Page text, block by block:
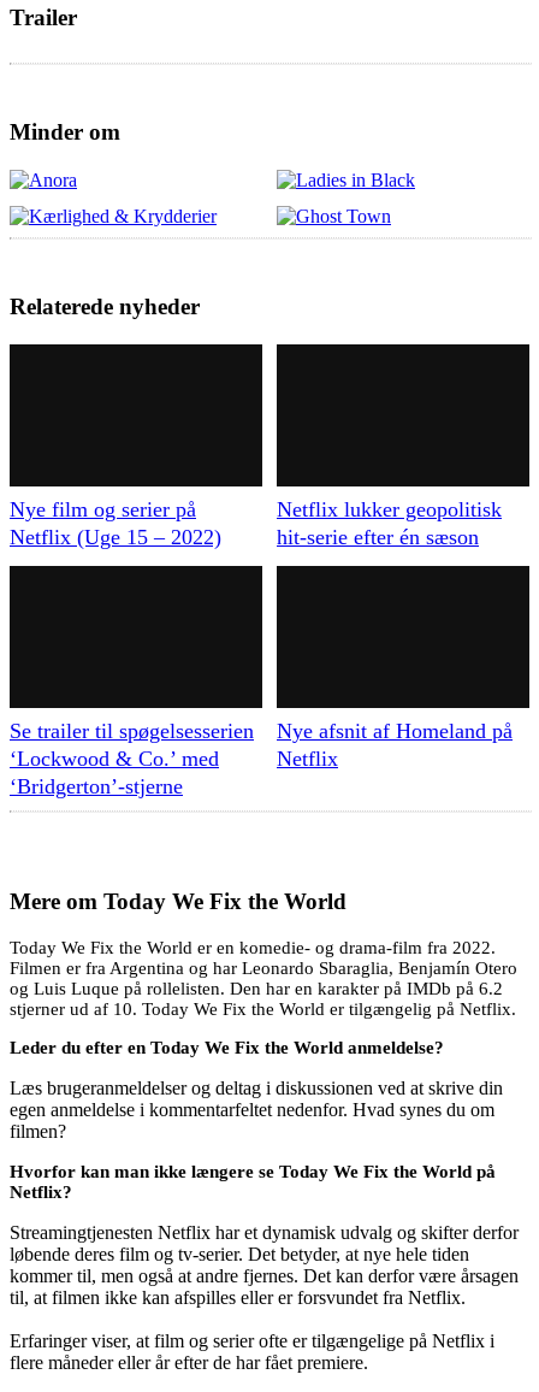
Trailer
Minder om
Relaterede nyheder
Nye film og serier på
Netflix (Uge 15 – 2022)
Netflix lukker geopolitisk
hit-serie efter én sæson
Se trailer til spøgelsesserien
‘Lockwood & Co.’ med
‘Bridgerton’-stjerne
Nye afsnit af Homeland på
Netflix
Mere om Today We Fix the World
Today We Fix the World er en komedie- og drama-film fra 2022.
Filmen er fra Argentina og har Leonardo Sbaraglia, Benjamín Otero
og Luis Luque på rollelisten. Den har en karakter på IMDb på 6.2
stjerner ud af 10. Today We Fix the World er tilgængelig på Netflix.
Leder du efter en Today We Fix the World anmeldelse?
Læs brugeranmeldelser og deltag i diskussionen ved at skrive din
egen anmeldelse i kommentarfeltet nedenfor. Hvad synes du om
filmen?
Hvorfor kan man ikke længere se Today We Fix the World på
Netflix?
Streamingtjenesten Netflix har et dynamisk udvalg og skifter derfor
løbende deres film og tv-serier. Det betyder, at nye hele tiden
kommer til, men også at andre fjernes. Det kan derfor være årsagen
til, at filmen ikke kan afspilles eller er forsvundet fra Netflix.
Erfaringer viser, at film og serier ofte er tilgængelige på Netflix i
flere måneder eller år efter de har fået premiere.